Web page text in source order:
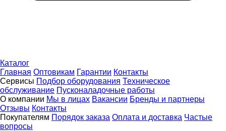
Каталог
Главная Оптовикам Гарантии Контакты
Сервисы Подбор оборудования Техническое
обслуживание Пусконаладочные работы
О компании Мы в лицах Вакансии Бренды и партнеры
Отзывы Контакты
Покупателям Порядок заказа Оплата и доставка Частые
вопросы